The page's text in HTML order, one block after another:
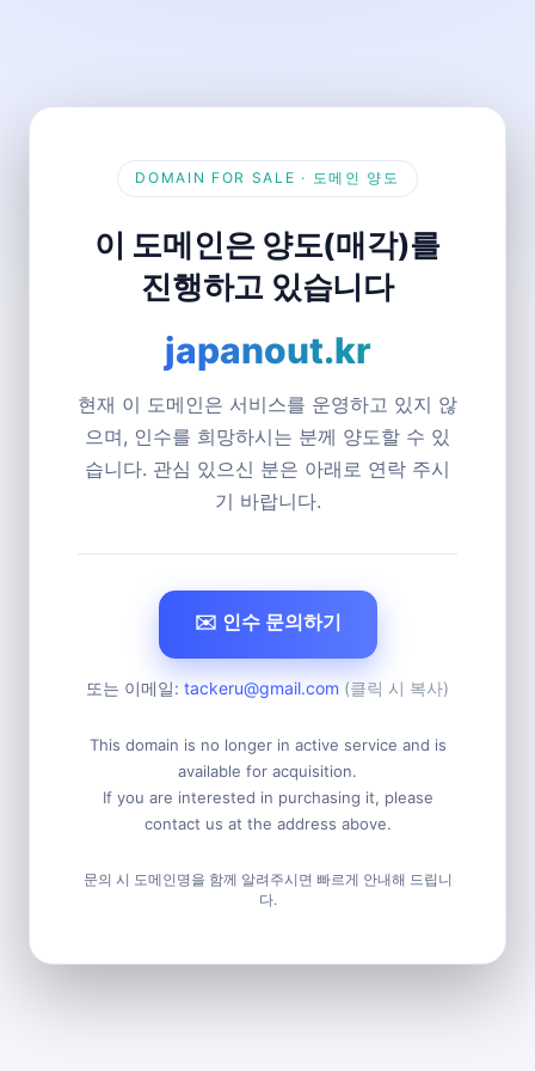
DOMAIN FOR SALE · 도메인 양도
이 도메인은 양도(매각)를
진행하고 있습니다
japanout.kr
현재 이 도메인은 서비스를 운영하고 있지 않
으며, 인수를 희망하시는 분께 양도할 수 있
습니다. 관심 있으신 분은 아래로 연락 주시
기 바랍니다.
✉️ 인수 문의하기
또는 이메일: tackeru@gmail.com (클릭 시 복사)
This domain is no longer in active service and is
available for acquisition.
If you are interested in purchasing it, please
contact us at the address above.
문의 시 도메인명을 함께 알려주시면 빠르게 안내해 드립니
다.